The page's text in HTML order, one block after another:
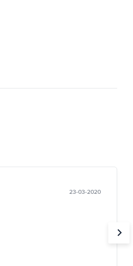
23-03-2020